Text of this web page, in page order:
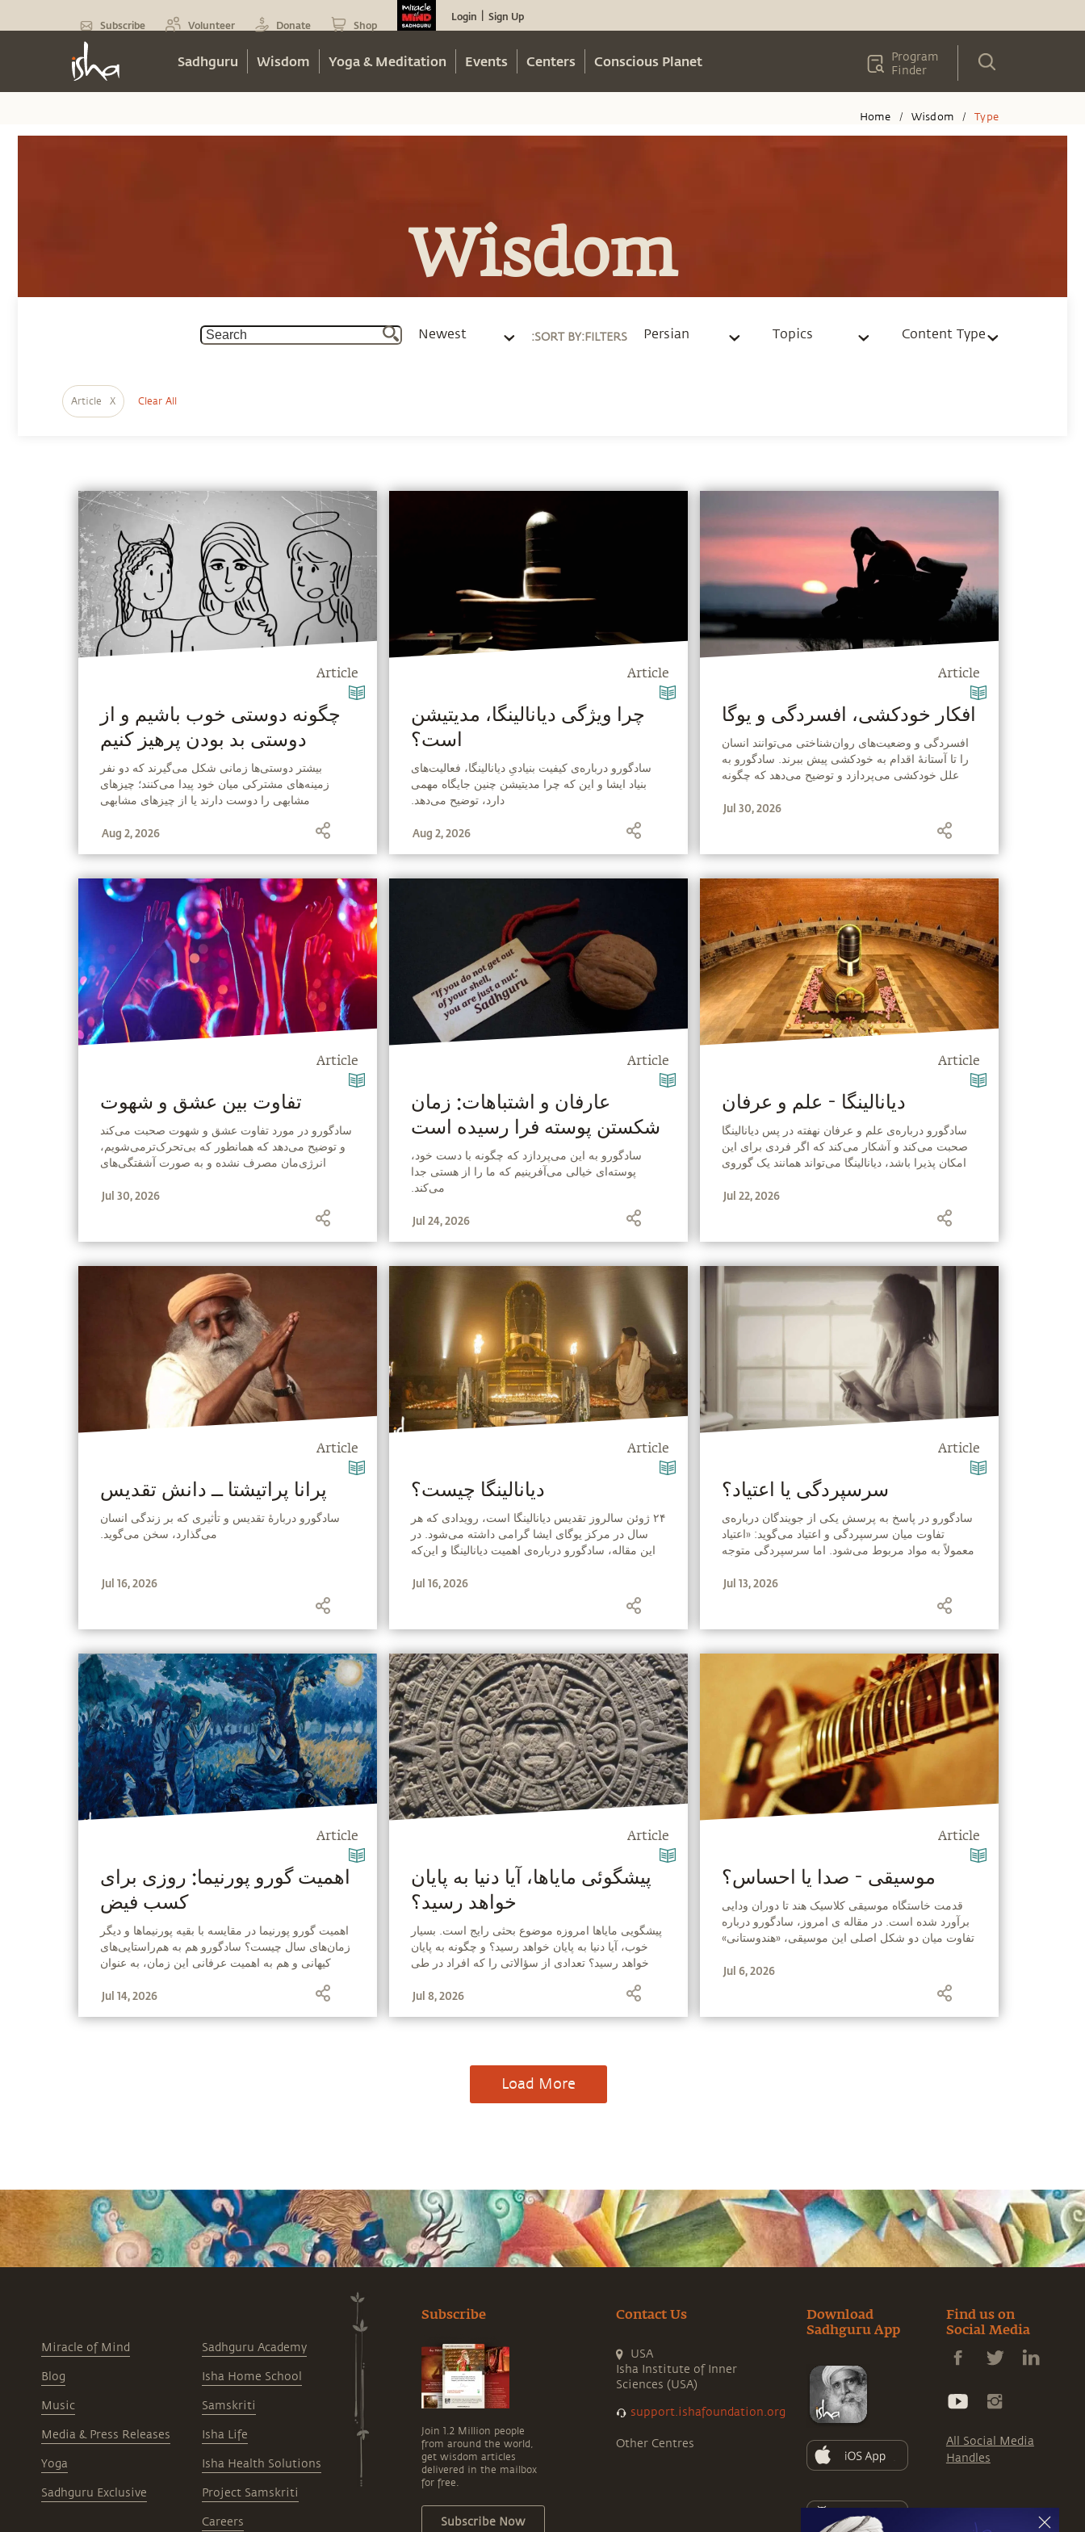
Subscribe Volunteer Donate Shop
Login Sign Up
Sadhguru Wisdom Yoga & Meditation Events Centers Conscious Planet
Program
Finder
Home / Wisdom / Type
Wisdom
FILTERS
: Persian Topics Content Type
SORT BY
:
Newest
Article X Clear All
Article
چگونه دوستی خوب باشیم و از
دوستی بد بودن پرهیز کنیم
‫بیشتر دوستی‌ها زمانی شکل می‌گیرند که دو نفر
زمینه‌های مشترکی میان خود پیدا می‌کنند؛ چیزهای
مشابهی را دوست دارند یا از چیزهای مشابهی
حمایت می‌کنند. اما، سادگورو توضیح می‌دهد، که حتی
نفع دیگری است انجام دهند، در حالی که همچنان با
محبت و خوش‌رفتاری با یکدیگر برخورد می‌کنند.
Aug 2, 2026
Article
تفاوت بین عشق و شهوت
‫سادگورو در مورد تفاوت عشق و شهوت صحبت می‌کند
و توضیح می‌دهد که همانطور که بی‌تحرک‌ترمی‌شویم،
انرژی‌مان مصرف نشده و به صورت آشفتگی‌های
Jul 30, 2026
Article
پرانا پراتیشتا ــ دانش تقدیس
‫سادگورو دربارهٔ تقدیس و تأثیری که بر زندگی انسان
می‌گذارد، سخن می‌گوید.
Jul 16, 2026
Article
اهمیت گورو پورنیما: روزی برای
کسب فیض
‫اهمیت گورو پورنیما در مقایسه با بقیه پورنیماها و دیگر
زمان‌های سال چیست؟ سادگورو هم به هم‌راستایی‌های
کیهانی و هم به اهمیت عرفانی این زمان، به عنوان
می‌پردازد که چگونه می‌توان با گشودگی برای فیض، از
Jul 14, 2026
Article
‫چرا ویژگی دیانالینگا، مدیتیشن
است؟
‫سادگورو درباره‌ی کیفیت بنیادیِ دیانالینگا، فعالیت‌های
بنیاد ایشا و این که چرا مدیتیشن چنین جایگاه مهمی
دارد، توضیح می‌دهد.
Aug 2, 2026
Article
عارفان و اشتباهات: زمان
شکستن پوسته فرا رسیده است
‫سادگورو به این می‌پردازد که چگونه با دست خود،
پوسته‌ای خیالی می‌آفرینیم که ما را از هستی جدا
می‌کند.
Jul 24, 2026
Article
‫دیانالینگا چیست؟
‫۲۴ ژوئن سالروز تقدیس دیانالینگا است، رویدادی که هر
سال در مرکز یوگای ایشا گرامی داشته می‌شود. در
این مقاله، سادگورو درباره‌ی اهمیت دیانالینگا و این‌که
Jul 16, 2026
Article
‫پیشگوئی مایاها، آیا دنیا به پایان
خواهد رسید؟
‫پیشگویی مایاها امروزه موضوع بحثی رایج است. بسيار
خوب، آیا دنیا به پایان خواهد رسید؟ و چگونه به پایان
خواهد رسید؟ تعدادی از سؤالاتی را که افراد در طی
Jul 8, 2026
Article
افکار خودکشی، افسردگی و یوگا
‫افسردگی و وضعیت‌های روان‌شناختی می‌توانند انسان
را تا آستانهٔ اقدام به خودکشی پیش ببرند. سادگورو به
علل خودکشی می‌پردازد و توضیح می‌دهد که چگونه
بیرونی، به‌واسطه‌ی سرشت خود، در حالتی از سرور و
Jul 30, 2026
Article
دیانالینگا - علم و عرفان
‫سادگورو درباره‌ی علم و عرفان نهفته در پس دیانالینگا
صحبت می‌کند و آشکار می‌کند که اگر فردی برای این
امکان پذیرا باشد، دیانالینگا می‌تواند همانند یک گورو‌ی
Jul 22, 2026
Article
‫سرسپردگی یا اعتیاد؟
‫سادگورو در پاسخ به پرسش یکی از جویندگان درباره‌ی
تفاوت میان سرسپردگی و اعتیاد می‌گوید: «اعتیاد
معمولاً به مواد مربوط می‌شود. اما سرسپردگی متوجه
نسبت به چیزی می‌توان سرسپرده بود که آن را بسیار
Jul 13, 2026
Article
‫موسیقی - صدا یا احساس؟
‫قدمت خاستگاه موسیقی کلاسیک هند تا دوران ودایی
برآورد شده است. در مقاله ی امروز، سادگورو درباره
تفاوت میان دو شکل اصلی این موسیقی، «هندوستانی»
صحبت می‌کند. او همچنین از نگریستن به موسیقی،
فراتر از یک سرگرمی، به‌مثابه‌ی فرصتی برای تکامل
Jul 6, 2026
Load More
Miracle of Mind
Blog
Music
Media & Press Releases
Yoga
Sadhguru Exclusive
Sadhguru Academy
Isha Home School
Samskriti
Isha Life
Isha Health Solutions
Project Samskriti
Careers
Subscribe
Join 1.2 Million people
from around the world,
get wisdom articles
delivered in the mailbox
for free.
Subscribe Now
Contact Us
USA
Isha Institute of Inner
Sciences (USA)
support.ishafoundation.org
Other Centres
Download
Sadhguru App
Find us on
Social Media
All Social Media
Handles